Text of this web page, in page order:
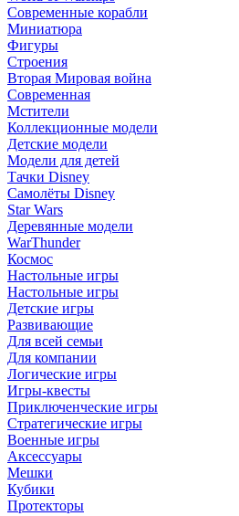
Современные корабли
Миниатюра
Фигуры
Строения
Вторая Мировая война
Современная
Мстители
Коллекционные модели
Детские модели
Модели для детей
Тачки Disney
Самолёты Disney
Star Wars
Деревянные модели
WarThunder
Космос
Настольные игры
Настольные игры
Детские игры
Развивающие
Для всей семьи
Для компании
Логические игры
Игры-квесты
Приключенческие игры
Стратегические игры
Военные игры
Аксессуары
Мешки
Кубики
Протекторы